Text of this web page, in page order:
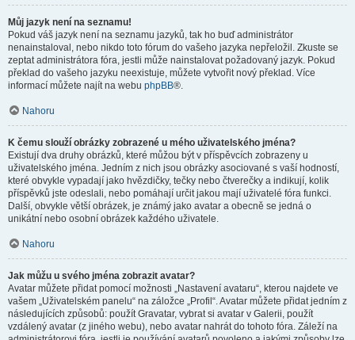
Můj jazyk není na seznamu!
Pokud váš jazyk není na seznamu jazyků, tak ho buď administrátor
nenainstaloval, nebo nikdo toto fórum do vašeho jazyka nepřeložil. Zkuste se
zeptat administrátora fóra, jestli může nainstalovat požadovaný jazyk. Pokud
překlad do vašeho jazyku neexistuje, můžete vytvořit nový překlad. Více
informací můžete najít na webu phpBB®.
Nahoru
K čemu slouží obrázky zobrazené u mého uživatelského jména?
Existují dva druhy obrázků, které můžou být v příspěvcích zobrazeny u
uživatelského jména. Jedním z nich jsou obrázky asociované s vaší hodností,
které obvykle vypadají jako hvězdičky, tečky nebo čtverečky a indikují, kolik
příspěvků jste odeslali, nebo pomáhají určit jakou mají uživatelé fóra funkci.
Další, obvykle větší obrázek, je známý jako avatar a obecně se jedná o
unikátní nebo osobní obrázek každého uživatele.
Nahoru
Jak můžu u svého jména zobrazit avatar?
Avatar můžete přidat pomocí možnosti „Nastavení avataru“, kterou najdete ve
vašem „Uživatelském panelu“ na záložce „Profil“. Avatar můžete přidat jedním z
následujících způsobů: použít Gravatar, vybrat si avatar v Galerii, použít
vzdálený avatar (z jiného webu), nebo avatar nahrát do tohoto fóra. Záleží na